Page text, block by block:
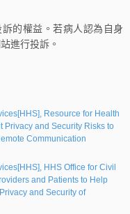
的權益。若病人認為自身
進行投訴。
Resource for Health
Privacy and Security Risks to
Communication
HHS Office for Civil
and Patients to Help
and Security of